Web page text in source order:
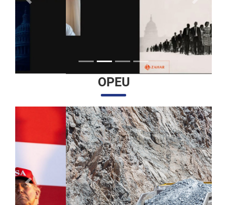
Anterior
OPEU
Anterior Próximo